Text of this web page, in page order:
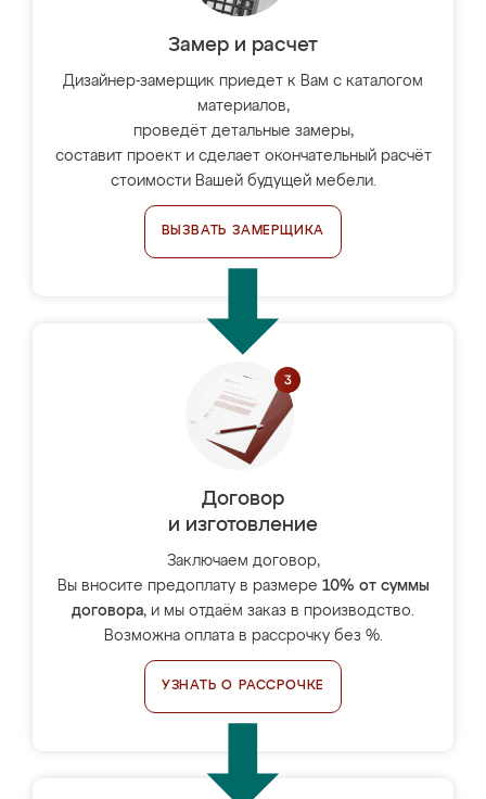
Замер и расчет
Дизайнер-замерщик приедет к Вам с каталогом
материалов,
проведёт детальные замеры,
составит проект и сделает окончательный расчёт
стоимости Вашей будущей мебели.
ВЫЗВАТЬ ЗАМЕРЩИКА
Договор
и изготовление
Заключаем договор,
Вы вносите предоплату в размере 10% от суммы
договора, и мы отдаём заказ в производство.
Возможна оплата в рассрочку без %.
УЗНАТЬ О РАССРОЧКЕ